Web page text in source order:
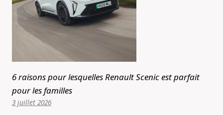
6 raisons pour lesquelles Renault Scenic est parfait
pour les familles
3 juillet 2026